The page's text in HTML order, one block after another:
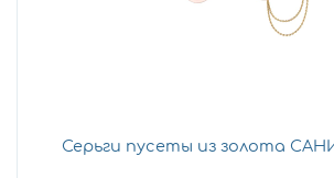
Серьги пусеты из золота